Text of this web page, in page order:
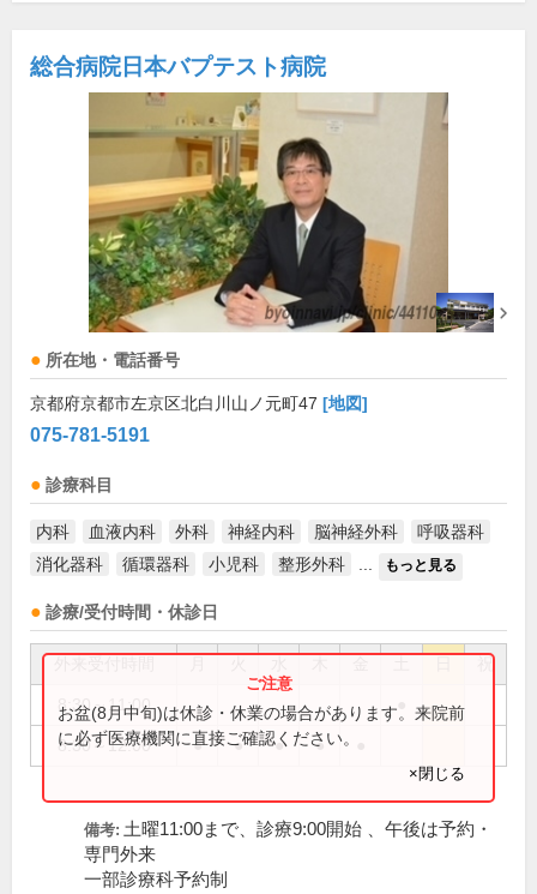
総合病院日本バプテスト病院
所在地・電話番号
京都府京都市左京区北白川山ノ元町47 [地図]
075-781-5191
診療科目
内科 血液内科 外科 神経内科 脳神経外科
呼吸器科
消化器科
循環器科 小児科 整形外科 もっと見る
診療/受付時間・休診日
祝
8:30～11:00
8:30～12:00 ● ● ● ●
お盆(8月中旬)は休診・休業の場合があります。来院前
に必ず医療機関に直接ご確認ください。
×閉じる
備考: 土曜11:00まで、診療9:00開始 、午後は予約・
専門外来
一部診療科予約制